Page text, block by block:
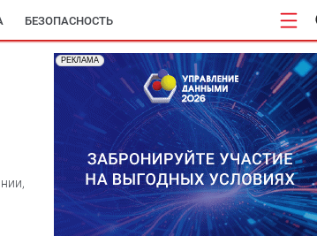
БЕЗОПАСНОСТЬ
РЕКЛАМА